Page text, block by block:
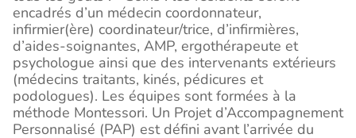
encadrés d’un médecin coordonnateur,
infirmier(ère) coordinateur/trice, d’infirmières,
d’aides-soignantes, AMP, ergothérapeute et
psychologue ainsi que des intervenants extérieurs
(médecins traitants, kinés, pédicures et
podologues). Les équipes sont formées à la
méthode Montessori. Un Projet d’Accompagnement
Personnalisé (PAP) est défini avant l’arrivée du